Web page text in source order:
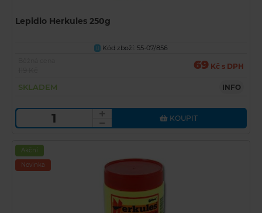
Lepidlo Herkules 250g
U
Kód zboží: 55-07/856
69 Kč s DPH
SKLADEM INFO
KOUPIT
Akční
Novinka